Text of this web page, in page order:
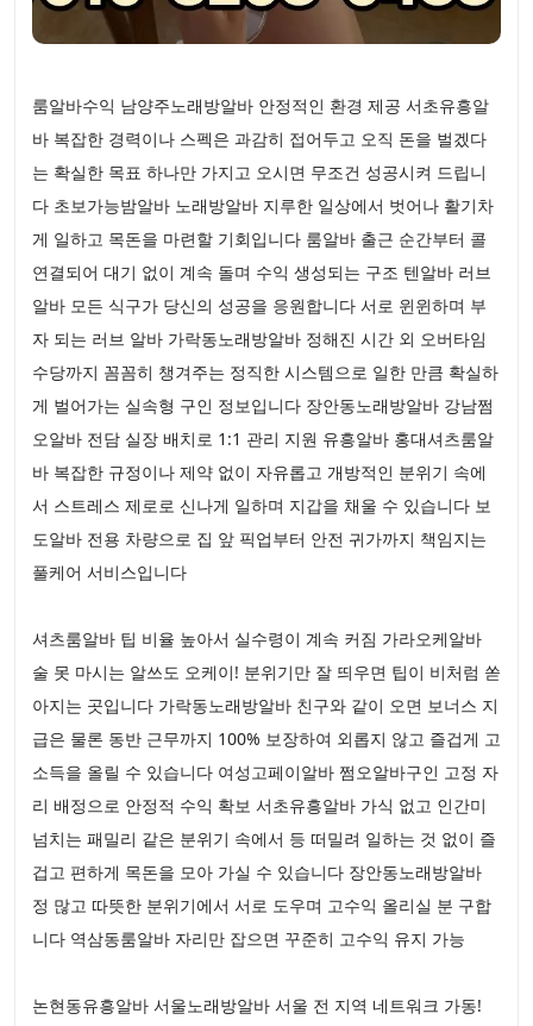
룸알바수익 남양주노래방알바 안정적인 환경 제공 서초유흥알
바 복잡한 경력이나 스펙은 과감히 접어두고 오직 돈을 벌겠다
는 확실한 목표 하나만 가지고 오시면 무조건 성공시켜 드립니
다 초보가능밤알바 노래방알바 지루한 일상에서 벗어나 활기차
게 일하고 목돈을 마련할 기회입니다 룸알바 출근 순간부터 콜
연결되어 대기 없이 계속 돌며 수익 생성되는 구조 텐알바 러브
알바 모든 식구가 당신의 성공을 응원합니다 서로 윈윈하며 부
자 되는 러브 알바 가락동노래방알바 정해진 시간 외 오버타임
수당까지 꼼꼼히 챙겨주는 정직한 시스템으로 일한 만큼 확실하
게 벌어가는 실속형 구인 정보입니다 장안동노래방알바 강남쩜
오알바 전담 실장 배치로 1:1 관리 지원 유흥알바 홍대셔츠룸알
바 복잡한 규정이나 제약 없이 자유롭고 개방적인 분위기 속에
서 스트레스 제로로 신나게 일하며 지갑을 채울 수 있습니다 보
도알바 전용 차량으로 집 앞 픽업부터 안전 귀가까지 책임지는
풀케어 서비스입니다
셔츠룸알바 팁 비율 높아서 실수령이 계속 커짐 가라오케알바
술 못 마시는 알쓰도 오케이! 분위기만 잘 띄우면 팁이 비처럼 쏟
아지는 곳입니다 가락동노래방알바 친구와 같이 오면 보너스 지
급은 물론 동반 근무까지 100% 보장하여 외롭지 않고 즐겁게 고
소득을 올릴 수 있습니다 여성고페이알바 쩜오알바구인 고정 자
리 배정으로 안정적 수익 확보 서초유흥알바 가식 없고 인간미
넘치는 패밀리 같은 분위기 속에서 등 떠밀려 일하는 것 없이 즐
겁고 편하게 목돈을 모아 가실 수 있습니다 장안동노래방알바
정 많고 따뜻한 분위기에서 서로 도우며 고수익 올리실 분 구합
니다 역삼동룸알바 자리만 잡으면 꾸준히 고수익 유지 가능
논현동유흥알바 서울노래방알바 서울 전 지역 네트워크 가동!